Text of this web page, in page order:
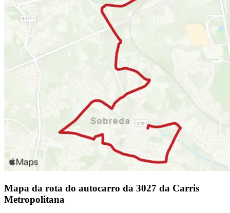
Mapa da rota do autocarro da 3027 da Carris
Metropolitana